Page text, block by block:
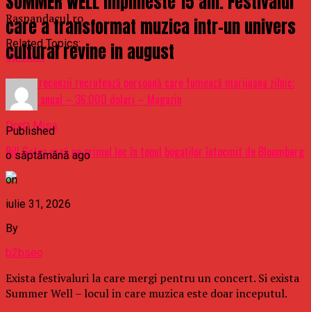
Raspandacul.ro
Related Topics:
Up Next
Site de recenzii recrutează persoană care fumează marijuana zilnic;
salariul anual – 36.000 dolari – Magazin
Don't Miss
Bill Gates urcă pe primul loc în topul bogaţilor întocmit de Bloomberg
care a transformat muzica intr-un univers
cultural revine in august
Published
o săptămână ago
on
iulie 31, 2026
By
b2bseo
Exista festivaluri la care mergi pentru un concert. Si exista
Summer Well – locul in care muzica este doar inceputul.